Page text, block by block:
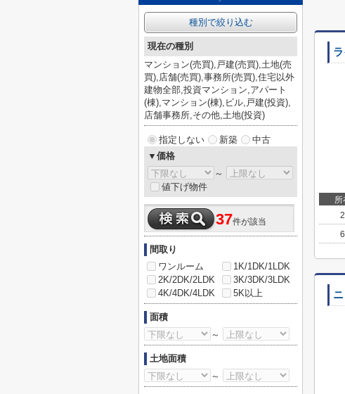
所
種別で絞り込む
現在の種別
マンション(売買),戸建(売買),土地(売
買),店舗(売買),事務所(売買),住宅以外
建物全部,投資マンション,アパート
(棟),マンション(棟),ビル,戸建(投資),
店舗事務所,その他,土地(投資)
指定しない 新築
中古
▼価格
～
値下げ物件
37件が該当
間取り
ワンルーム
1K/1DK/1LDK
2K/2DK/2LDK
3K/3DK/3LDK
4K/4DK/4LDK
5K以上
面積
～
土地面積
～